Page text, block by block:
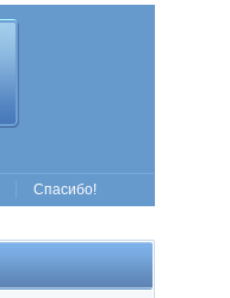
Спасибо!